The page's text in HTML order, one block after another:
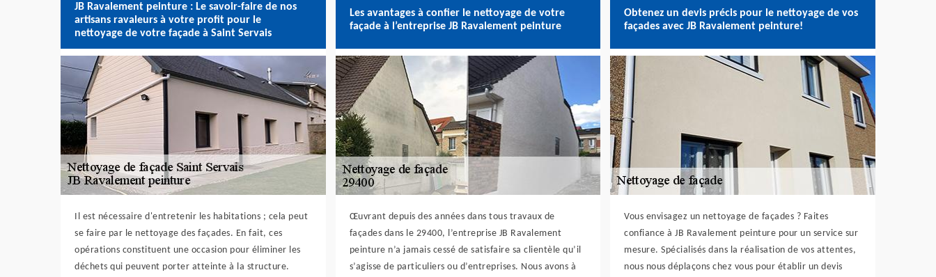
JB Ravalement peinture : Le savoir-faire de nos
artisans ravaleurs à votre profit pour le
nettoyage de votre façade à Saint Servais
Il est nécessaire d'entretenir les habitations ; cela peut
se faire par le nettoyage des façades. En fait, ces
opérations constituent une occasion pour éliminer les
déchets qui peuvent porter atteinte à la structure.
Les avantages à confier le nettoyage de votre
façade à l’entreprise JB Ravalement peinture
Œuvrant depuis des années dans tous travaux de
façades dans le 29400, l’entreprise JB Ravalement
peinture n’a jamais cessé de satisfaire sa clientèle qu’il
s’agisse de particuliers ou d’entreprises. Nous avons à
Obtenez un devis précis pour le nettoyage de vos
façades avec JB Ravalement peinture!
Vous envisagez un nettoyage de façades ? Faites
confiance à JB Ravalement peinture pour un service sur
mesure. Spécialisés dans la réalisation de vos attentes,
nous nous déplaçons chez vous pour établir un devis